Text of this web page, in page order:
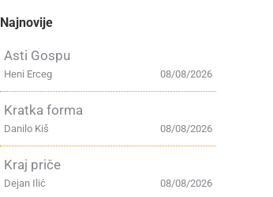
Najnovije
Asti Gospu
08/08/2026
Heni Erceg
Kratka forma
08/08/2026
Danilo Kiš
Kraj priče
08/08/2026
Dejan Ilić